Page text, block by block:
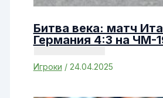
Битва века: матч
Германия 4:3 на ЧМ-
Игроки / 24.04.2025